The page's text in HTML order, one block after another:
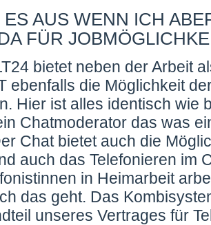
AUS WENN ICH
FÜR
bietet neben der Arbeit
ebenfalls die Möglichkeit
Hier ist alles identisch wie
Chatmoderator das was
Chat bietet auch die
auch das Telefonieren im
in Heimarbeit
das geht. Das
unseres Vertrages für